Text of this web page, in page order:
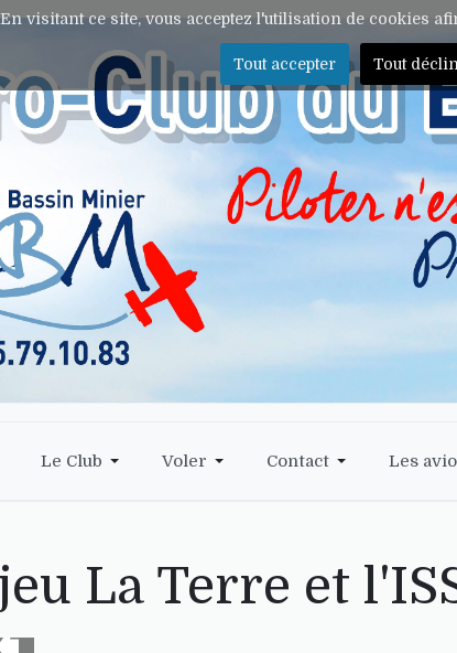
Le Club Voler Contact Les
La Terre et
En visitant ce site, vous acceptez l'utilisation de cookies
Tout accepter Tout